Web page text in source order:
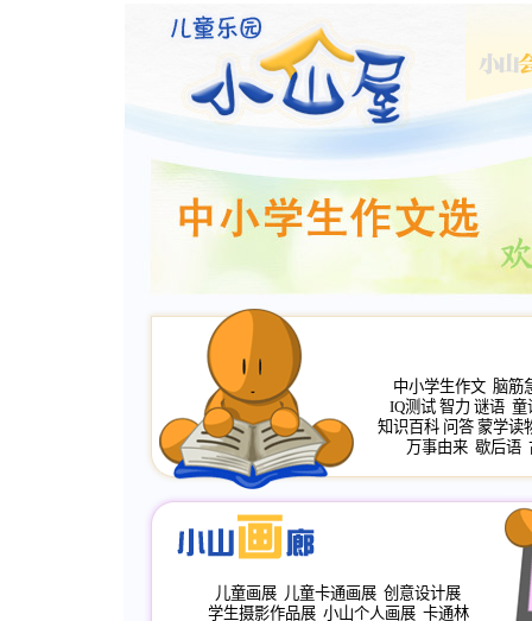
中小学生作文 脑筋
IQ测试 智力 谜语 童
知识百科 问答 蒙学读
万事由来 歇后语
儿童画展 儿童卡通画展 创意设计展
学生摄影作品展 小山个人画展 卡通林